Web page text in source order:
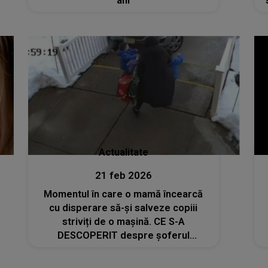
Actualitate
21 feb 2026
Momentul în care o mamă încearcă
cu disperare să-și salveze copiii
striviți de o mașină. CE S-A
DESCOPERIT despre șoferul